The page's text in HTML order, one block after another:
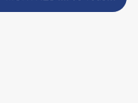
connais, >